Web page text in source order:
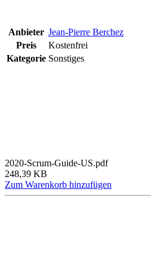
Anbieter Jean-Pierre Berchez
Preis
Kostenfrei
Kategorie Sonstiges
2020-Scrum-Guide-US.pdf
248,39 KB
Zum Warenkorb hinzufügen